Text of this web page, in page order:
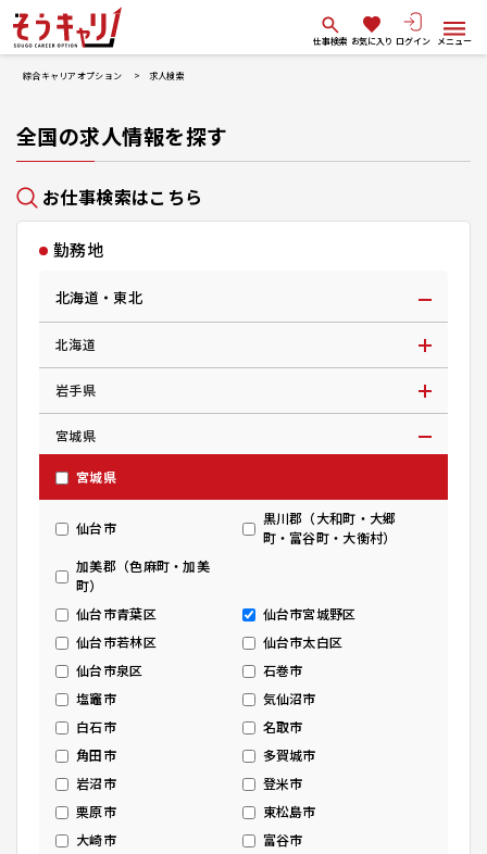
仕事検索 お気に入り ログイン メニュー
綜合キャリアオプション 求人検索
全国の求人情報を探す
お仕事検索はこちら
勤務地
北海道・東北
北海道
岩手県
宮城県
宮城県
仙台市
黒川郡（大和町・大郷
町・富谷町・大衡村）
加美郡（色麻町・加美
町）
仙台市青葉区
仙台市宮城野区
仙台市若林区
仙台市太白区
仙台市泉区
石巻市
塩竈市
気仙沼市
白石市
名取市
角田市
多賀城市
岩沼市
登米市
栗原市
東松島市
大崎市
富谷市